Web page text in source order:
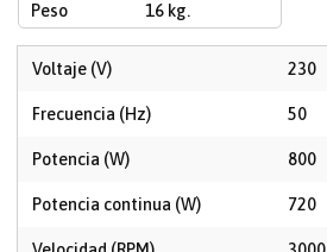
Peso
16 kg.
Voltaje (V) 230
Frecuencia (Hz) 50
Potencia (W) 800
Potencia continua (W) 720